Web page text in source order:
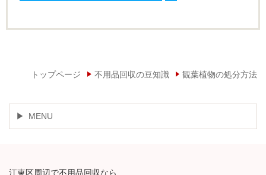
トップページ 不用品回収の豆知識 観葉植物の処分方法
MENU
江東区周辺で不用品回収なら